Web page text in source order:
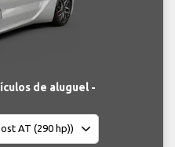
de aluguel -